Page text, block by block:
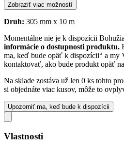
Zobraziť viac možností
Druh: 305 mm x 10 m
Momentálne nie je k dispozícii
informácie o dostupnosti produktu.
ma, keď bude opäť k dispozícii“ a my
kontaktovať, ako bude produkt opäť
Na sklade zostáva už len 0 ks tohto
si objednáte viac kusov, môže to
Upozorniť ma, keď bude k dispozícii
Vlastnosti